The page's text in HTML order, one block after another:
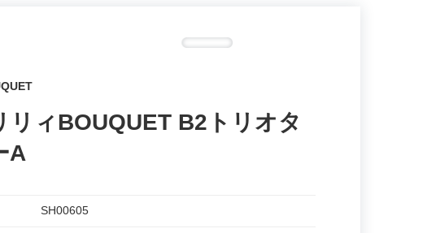
リィBOUQUET B2トリオタ
A
SH00605